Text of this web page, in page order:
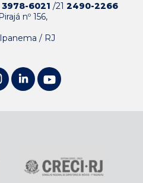
3978-6021 /212490-2266
nº 156,
/ RJ